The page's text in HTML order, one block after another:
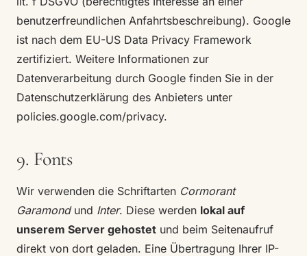
benutzerfreundlichen Anfahrtsbeschreibung). Google
ist nach dem EU-US Data Privacy Framework
zertifiziert. Weitere Informationen zur
Datenverarbeitung durch Google finden Sie in der
Datenschutzerklärung des Anbieters unter
policies.google.com/privacy.
9. Fonts
Wir verwenden die Schriftarten Cormorant
Garamondund Inter. Diese werden lokal auf
unserem Server gehostet und beim Seitenaufruf
direkt von dort geladen. Eine Übertragung Ihrer IP-